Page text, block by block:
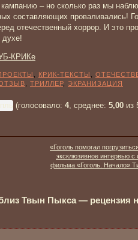
– но сколько раз мы
составляющих проваливались!
отечественный хоррор. И это
духе!
КРИКе
КРИК-ТЕКСТЫ
ТРИЛЛЕР, ЭКРАНИЗАЦИЯ
(голосовало: 4, среднее: 5,00 из
«Гоголь помогал
эксклюзивное интервью с
фильма «Гоголь. Начало»
Твын Пыкса — рецензия